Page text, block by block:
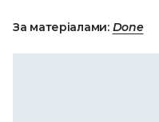
За матеріалами: Done